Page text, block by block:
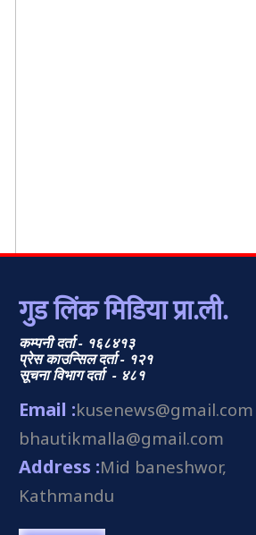
गुड लिंक मिडिया प्रा.ली.
कम्पनी दर्ता - १६८४१३
प्रेस काउन्सिल दर्ता - १२१
सूचना विभाग दर्ता - ४८१
Email :kusenews@gmail.com
bhautikmalla@gmail.com
Address :Mid baneshwor,
Kathmandu